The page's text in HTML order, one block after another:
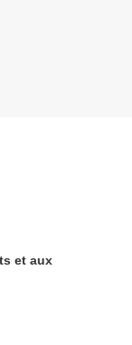
et aux